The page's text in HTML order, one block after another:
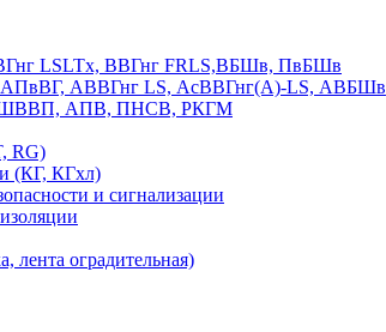
LSLTx, ВВГнг FRLS,ВБШв, ПвБШв
АПвВГ, АВВГнг LS, АсВВГнг(А)-LS, АВБШв
ШВВП, АПВ, ПНСВ, РКГМ
RG)
(КГ, КГхл)
и сигнализации
лента оградительная)